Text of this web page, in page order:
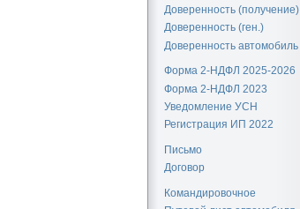
Доверенность (получение)
Доверенность (ген.)
Доверенность автомобиль
Форма 2-НДФЛ 2025-2026
Форма 2-НДФЛ 2023
Уведомление УСН
Регистрация ИП 2022
Письмо
Договор
Командировочное